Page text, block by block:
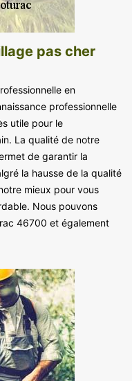
pas cher
en
professionnelle
utile pour le
La qualité de notre
de garantir la
la hausse de la qualité
mieux pour vous
Nous pouvons
46700 et également